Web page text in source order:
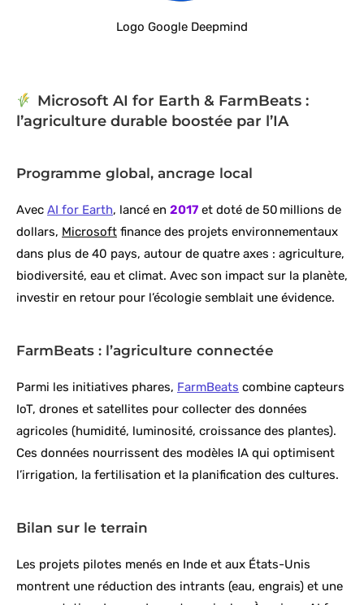
Logo Google Deepmind
Microsoft AI for Earth & FarmBeats :
l’agriculture durable boostée par l’IA
Programme global, ancrage local
Avec AI for Earth, lancé en 2017 et doté de 50 millions de
dollars, Microsoft finance des projets environnementaux
dans plus de 40 pays, autour de quatre axes : agriculture,
biodiversité, eau et climat. Avec son impact sur la planète,
investir en retour pour l’écologie semblait une évidence.
FarmBeats : l’agriculture connectée
Parmi les initiatives phares, FarmBeats combine capteurs
IoT, drones et satellites pour collecter des données
agricoles (humidité, luminosité, croissance des plantes).
Ces données nourrissent des modèles IA qui optimisent
l’irrigation, la fertilisation et la planification des cultures.
Bilan sur le terrain
Les projets pilotes menés en Inde et aux États-Unis
montrent une réduction des intrants (eau, engrais) et une